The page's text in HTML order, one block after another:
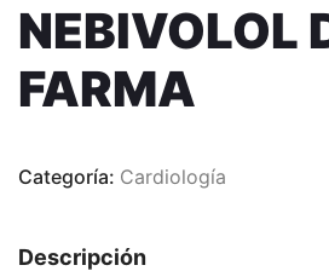
NEBIVOLOL
FARMA
Categoría: Cardiología
Descripción